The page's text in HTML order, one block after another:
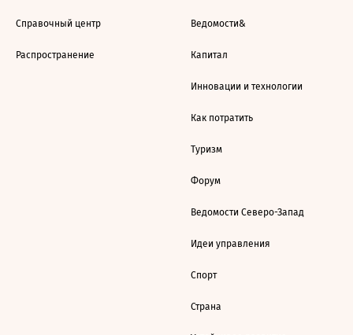
Справочный центр
Распространение
Ведомости&
Капитал
Инновации и технологии
Как потратить
Туризм
Форум
Ведомости Северо-Запад
Идеи управления
Спорт
Страна